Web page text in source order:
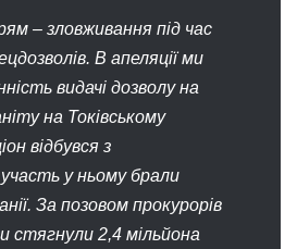
– зловживання під час
В апеляції ми
видачі дозволу на
на Токівському
відбувся з
у ньому брали
За позовом прокурорів
стягнули 2,4 мільйона